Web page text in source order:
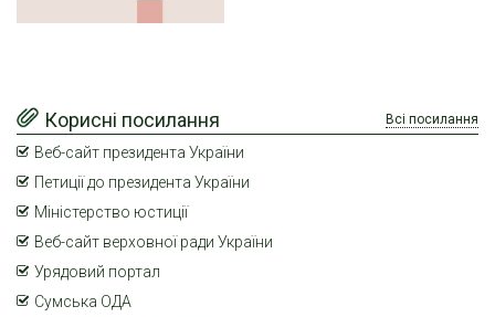
Корисні посилання Всі посилання
Веб-сайт президента України
Петиції до президента України
Міністерство юстиції
Веб-сайт верховної ради України
Урядовий портал
Сумська ОДА